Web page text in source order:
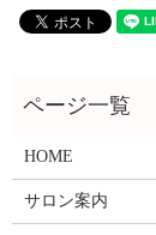
HOME
サロン案内